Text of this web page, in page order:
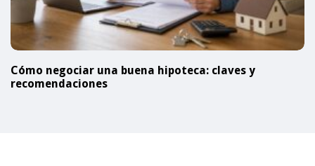
Cómo negociar una buena hipoteca: claves y
recomendaciones